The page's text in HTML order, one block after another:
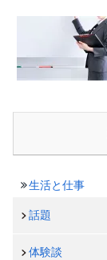
生活と仕事
話題
体験談